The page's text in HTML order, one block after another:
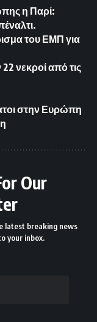
η Παρί:
του ΕΜΠ για
νεκροί από τις
στην Ευρώπη
Our
latest breaking news
your inbox.